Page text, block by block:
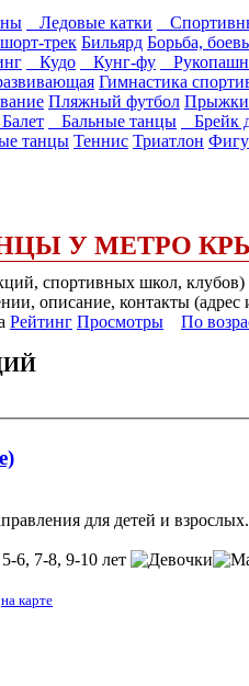
Ледовые катки
трек Бильярд Борьба,
Кудо Кунг-фу
Гимнастика
Пляжный футбол Прыжки
Бальные танцы Брейк
танцы Теннис Триатлон
У МЕТРО
спортивных школ,
описание, контакты
Рейтинг Просмотры По
для детей и взрослых.
6, 7-8, 9-10 лет
на карте